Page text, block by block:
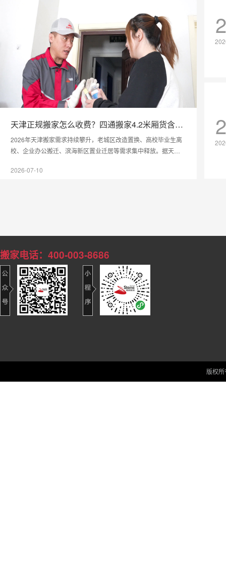
天津正规搬家怎么收费？四通搬家4.2米厢货含
10公里价格详解
2026年天津搬家需求持续攀升，老城区改造置换、高校毕业生离
校、企业办公搬迁、滨海新区置业迁居等需求集中释放。据天津
时加价等乱象，其中4.2米厢式货车作为家庭、中小型企业搬家的
2026-07-10
搬家电话：400-003-8686
版权